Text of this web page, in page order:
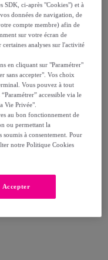
et le18/08
SDK, ci-après "Cookies") et à
données de navigation, de
compte membre) afin de
sur votre écran de
analyses sur l'activité
en cliquant sur "Paramétrer"
sans accepter". Vos choix
Vous pouvez à tout
accessible via le
Vie Privée".
au bon fonctionnement de
ou permettant la
soumis à consentement. Pour
notre Politique Cookies
Accepter